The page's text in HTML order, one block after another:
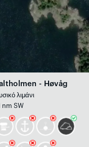
- Høvåg
λιμάνι
nm SW